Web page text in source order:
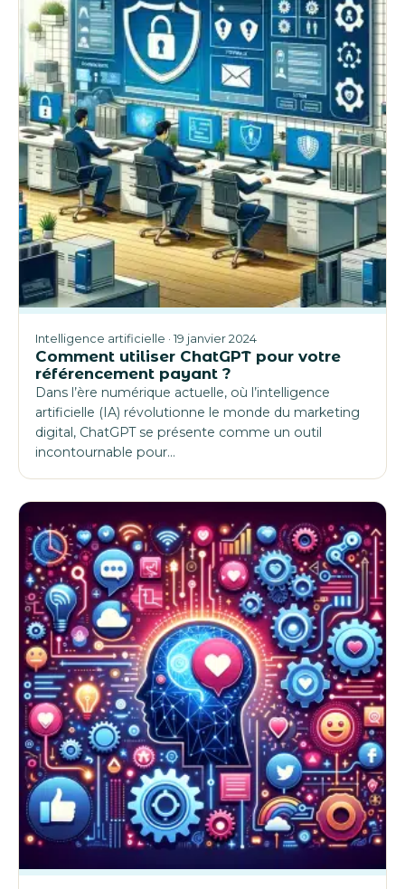
Intelligence artificielle · 19 janvier 2024
Comment utiliser ChatGPT pour votre
référencement payant ?
Dans l’ère numérique actuelle, où l’intelligence
artificielle (IA) révolutionne le monde du marketing
digital, ChatGPT se présente comme un outil
incontournable pour…